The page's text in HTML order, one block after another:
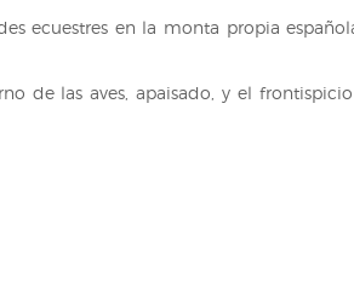
ecuestres en la monta propia
de las aves, apaisado, y el